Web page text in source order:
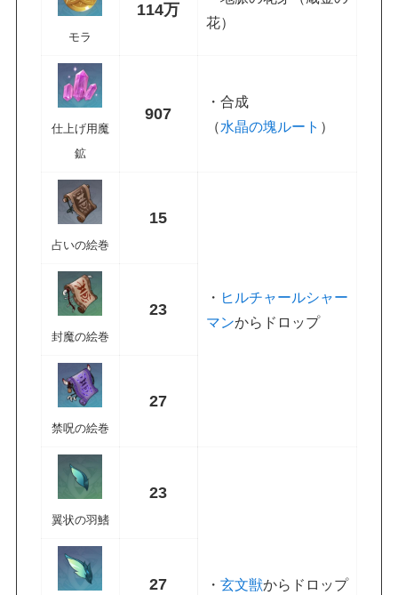
モラ
114万
花）
仕上げ用魔
鉱
907
・合成
（水晶の塊ルート ）
占いの絵巻
15
・ ヒルチャールシャー
マンからドロップ
封魔の絵巻
23
禁呪の絵巻
27
翼状の羽鰭
23
・ 玄文獣からドロップ
27